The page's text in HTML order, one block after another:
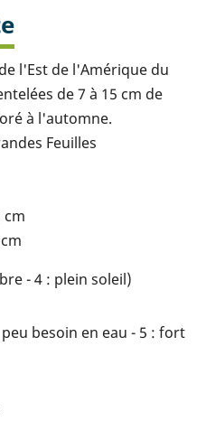
l'Est de l'Amérique du
de 7 à 15 cm de
à l'automne.
Feuilles
cm
- 4 : plein soleil)
besoin en eau - 5 : fort